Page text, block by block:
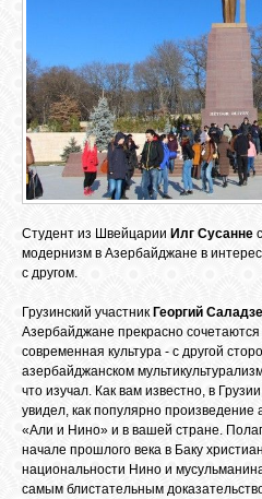
Студент из Швейцарии Илг Сусанне
модернизм в Азербайджане в
с другом.
Грузинский участник Георгий Саладзе
Азербайджане прекрасно
современная культура - с другой
азербайджанском
что изучал. Как вам известно, в
увидел, как популярно произведение
«Али и Нино» и в вашей стране.
начале прошлого века в Баку
национальности Нино и
самым блистательным